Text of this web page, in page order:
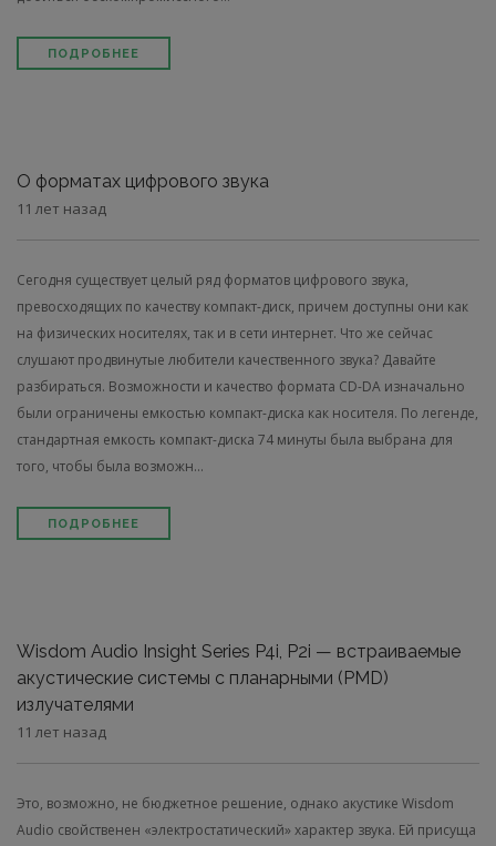
ПОДРОБНЕЕ
О форматах цифрового звука
11 лет назад
Сегодня существует целый ряд форматов цифрового звука,
превосходящих по качеству компакт-диск, причем доступны они как
на физических носителях, так и в сети интернет. Что же сейчас
слушают продвинутые любители качественного звука? Давайте
разбираться. Возможности и качество формата CD-DA изначально
были ограничены емкостью компакт-диска как носителя. По легенде,
стандартная емкость компакт-диска 74 минуты была выбрана для
того, чтобы была возможн...
ПОДРОБНЕЕ
Wisdom Audio Insight Series P4i, P2i — встраиваемые
акустические сис­темы с планарными (PMD)
излучателями
11 лет назад
Это, возможно, не бюджетное решение, однако акустике Wisdom
Audio свойственен «элек­тростати­ческий» характер звука. Ей присуща